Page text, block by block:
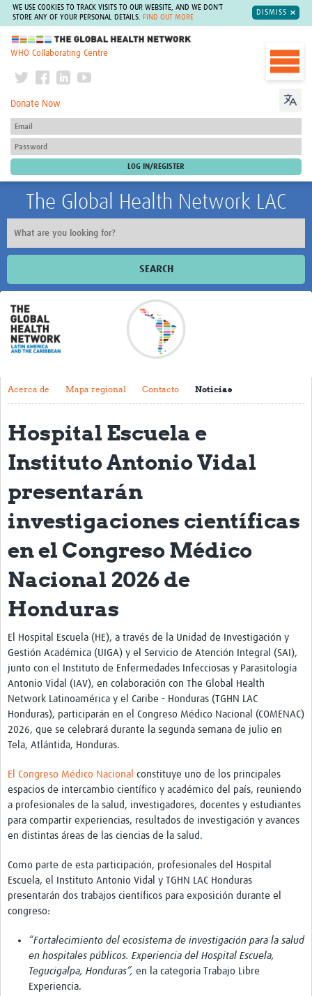
WE USE COOKIES TO TRACK VISITS TO OUR WEBSITE, AND WE DON'T
STORE ANY OF YOUR PERSONAL DETAILS.
FIND OUT MORE
DISMISS
The Global Health Network
WHO Collaborating Centre
Donate Now
The Global Health Network LAC
SEARCH
Inicio
Acerca de
Contacto
Actividades y eventos
Clubs de Investigación
Clínica de datos
Sesiones de Aprendizaje Asistido
Mentoría
Talleres
Webinarios
Otras Actividades
Recursos
Crear un Club de Investigación
Preparar Sesiones de Aprendizaje Asistido
Búsqueda de información en bases … alertas PubMed
eLearning
Proyectos Pathfinder
Pathfinder Argentina
Pathfinder Colombia
Pathfinder Honduras
Acerca de Mapa regional Contacto Noticias
Hospital Escuela e
Instituto Antonio Vidal
presentarán
investigaciones científicas
en el Congreso Médico
Nacional 2026 de
Honduras
El Hospital Escuela (HE), a través de la Unidad de Investigación y
Gestión Académica (UIGA) y el Servicio de Atención Integral (SAI),
junto con el Instituto de Enfermedades Infecciosas y Parasitología
Antonio Vidal (IAV), en colaboración con The Global Health
Network Latinoamérica y el Caribe - Honduras (TGHN LAC
Honduras), participarán en el Congreso Médico Nacional (COMENAC)
2026, que se celebrará durante la segunda semana de julio en
Tela, Atlántida, Honduras.
El Congreso Médico Nacional constituye uno de los principales
espacios de intercambio científico y académico del país, reuniendo
a profesionales de la salud, investigadores, docentes y estudiantes
para compartir experiencias, resultados de investigación y avances
en distintas áreas de las ciencias de la salud.
Como parte de esta participación, profesionales del Hospital
Escuela, el Instituto Antonio Vidal y TGHN LAC Honduras
presentarán dos trabajos científicos para exposición durante el
congreso:
“Fortalecimiento del ecosistema de investigación para la salud
en hospitales públicos. Experiencia del Hospital Escuela,
Tegucigalpa, Honduras”, en la categoría Trabajo Libre
Experiencia.